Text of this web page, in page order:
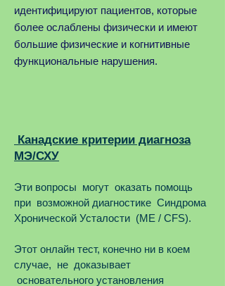
идентифицируют пациентов, которые
более ослаблены физически и имеют
большие физические и когнитивные
функциональные нарушения.
Канадские критерии диагноза
МЭ/СХУ
Эти вопросы могут оказать помощь
при возможной диагностике Синдрома
Хронической Усталости (ME / CFS).
Этот онлайн тест, конечно ни в коем
случае, не доказывает
основательного установления